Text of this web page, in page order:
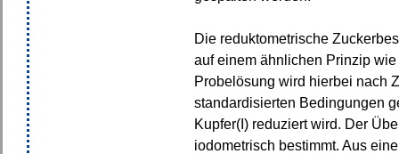
Die reduktometrische
auf einem ähnlichen Prinzip
Probelösung wird hierbei nach
standardisierten Bedingungen
Kupfer(I) reduziert wird. Der
iodometrisch bestimmt. Aus